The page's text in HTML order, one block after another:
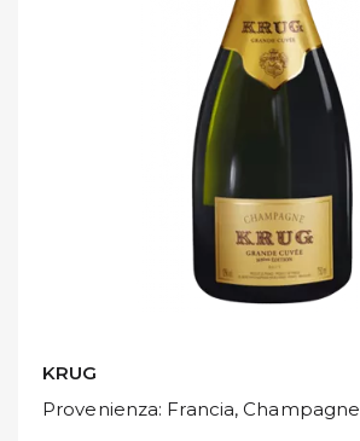
KRUG
Provenienza: Francia, Champagne